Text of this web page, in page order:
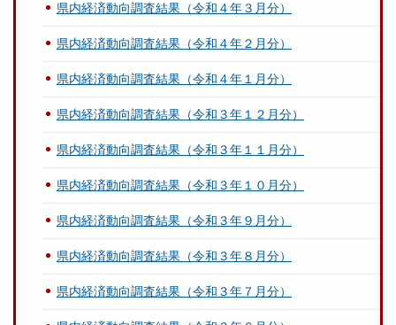
県内経済動向調査結果（令和４年３月分）
県内経済動向調査結果（令和４年２月分）
県内経済動向調査結果（令和４年１月分）
県内経済動向調査結果（令和３年１２月分）
県内経済動向調査結果（令和３年１１月分）
県内経済動向調査結果（令和３年１０月分）
県内経済動向調査結果（令和３年９月分）
県内経済動向調査結果（令和３年８月分）
県内経済動向調査結果（令和３年７月分）